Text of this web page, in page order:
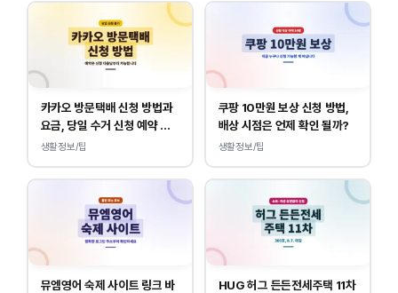
카카오 방문택배 신청 방법과
요금, 당일 수거 신청 예약 안
내
생활정보/팁
쿠팡 10만원 보상 신청 방법,
배상 시점은 언제 확인 될까?
생활정보/팁
뮤엠영어 숙제 사이트 링크 바
HUG 허그 든든전세주택 11차